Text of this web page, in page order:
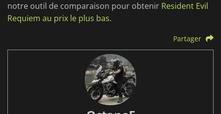
notre outil de comparaison pour obtenir Resident Evil
Requiem au prix le plus bas.
Partager